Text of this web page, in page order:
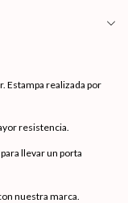
Estampa realizada por
resistencia.
llevar un porta
nuestra marca.